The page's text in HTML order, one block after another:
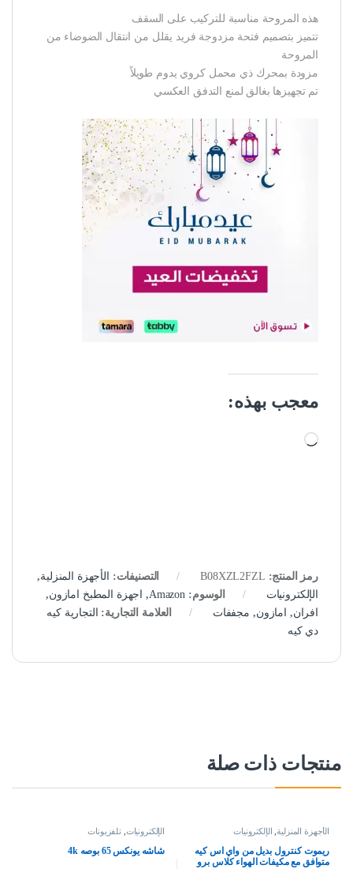
هذه المروحة مناسبة للتركيب على السقف
تتميز بتصميم فتحة مزدوجة فريد يقلل من انتقال الضوضاء من
المروحة
مزودة بمحرك ذي محمل كروي يدوم طويلاً
تم تجهيزها بغالق لمنع التدفق العكسي
معجب بهذه:
جاري التحميل…
رمز المنتج: B08XZL2FZL التصنيفات: الأجهزة المنزلية,
الإلكترونيات
الوسوم: Amazon
, اجهزة المطبخ امازون,
افران, امازون, مجففات العلامة التجارية: التجارية كيه
دي كيه
منتجات ذات صلة
الأجهزة المنزلية, الإلكترونيات
ريموت كنترول بديل من واي اس كيه
متوافق مع مكيفات الهواء كلاس برو
الإلكترونيات ,تلفزيونات
شاشه يونكس 65 بوصه 4k